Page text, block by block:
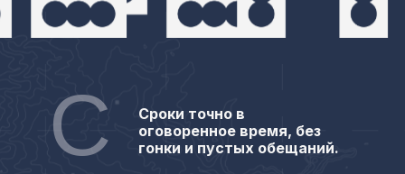
С
Сроки точно в
оговоренное время, без
гонки и пустых обещаний.